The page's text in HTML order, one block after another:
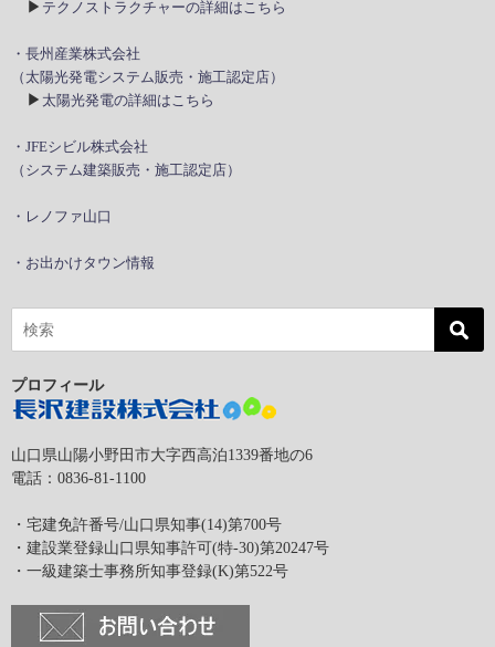
▶ テクノストラクチャーの詳細はこちら
・長州産業株式会社
（太陽光発電システム販売・施工認定店）
▶ 太陽光発電の詳細はこちら
・JFEシビル株式会社
（システム建築販売・施工認定店）
・レノファ山口
・お出かけタウン情報
プロフィール
山口県山陽小野田市大字西高泊1339番地の6
電話：0836-81-1100
・宅建免許番号/山口県知事(14)第700号
・建設業登録山口県知事許可(特-30)第20247号
・一級建築士事務所知事登録(K)第522号